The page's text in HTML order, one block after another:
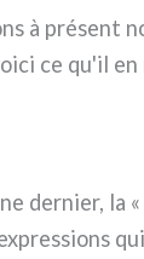
à pré­sent
ce qu'il en
der­nier, la